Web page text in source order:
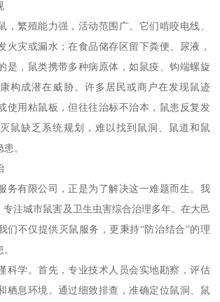
，繁殖能力强，活动范围广。它们啃咬电线、
火灾或漏水；在食品储存区留下粪便、尿液，
是，鼠类携带多种病原体，如鼠疫、钩端螺旋
构成潜在威胁。许多居民或商户在发现鼠迹
使用粘鼠板，但往往治标不治本，鼠患反复发
鼠缺乏系统规划，难以找到鼠洞、鼠道和鼠
。
务有限公司，正是为了解决这一难题而生。我
专注城市鼠害及卫生虫害综合治理多年。在大邑
们不仅提供灭鼠服务，更秉持“防治结合”的理
科学。首先，专业技术人员会实地勘察，评估
栖息环境。通过细致排查，准确定位鼠洞、鼠